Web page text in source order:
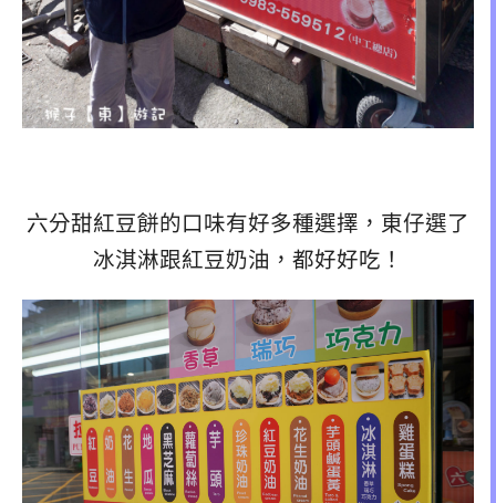
六分甜紅豆餅的口味有好多種選擇，東仔選了
冰淇淋跟紅豆奶油，都好好吃！